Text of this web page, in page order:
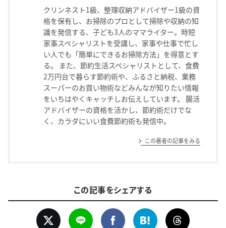
クリンネスト1級、整理収納アドバイザー1級の資
格を保有し、お掃除のプロとして掃除や収納の知
識を発信する、子ども3人のママライター。時短
家事スペシャリストを受講し、家事や仕事で忙し
い人でも「簡単にできるお掃除方法」を得意とす
る。 また、節約生活スペシャリストとして、食費
2万円台で暮らす節約術や、ふるさと納税、業務
スーパーのお買い物術などみんなが知りたい情報
をいちはやくキャッチしお伝えしています。 腸活
アドバイザーの資格を活かし、節約術だけでな
く、カラダにいい食費節約術も発信中。
この著者の記事をみる
この記事をシェアする